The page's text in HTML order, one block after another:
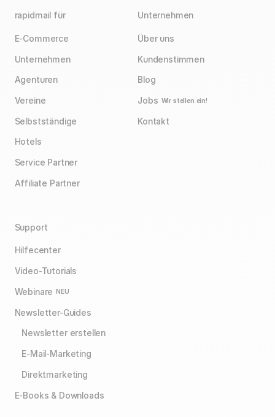
rapidmail für
E-Commerce
Unternehmen
Agenturen
Vereine
Selbstständige
Hotels
Service Partner
Affiliate Partner
Unternehmen
Über uns
Kundenstimmen
Blog
Jobs Wir stellen ein!
Kontakt
Support
Hilfecenter
Video-Tutorials
Webinare NEU
Newsletter-Guides
Newsletter erstellen
E-Mail-Marketing
Direktmarketing
E-Books & Downloads